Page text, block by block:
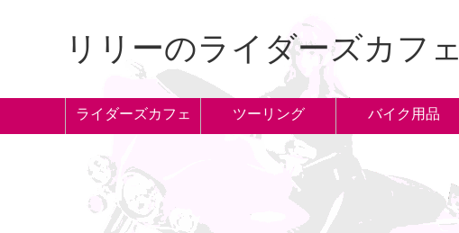
リリーのライダーズカフェ
ライダーズカフェ ツーリング バイク用品